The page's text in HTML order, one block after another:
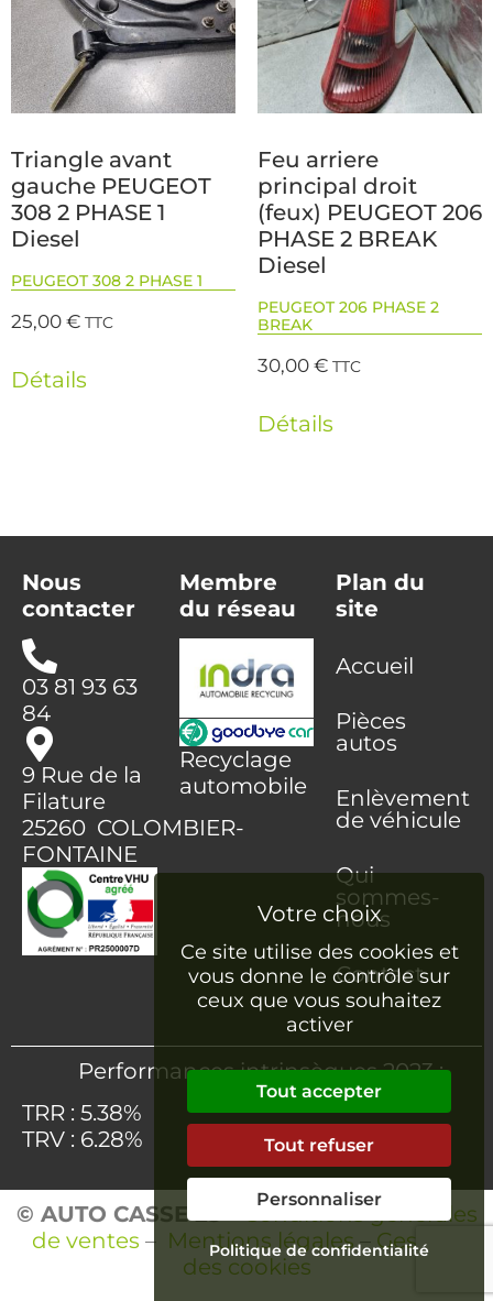
Triangle avant
gauche PEUGEOT
308 2 PHASE 1
Diesel
PEUGEOT 308 2 PHASE 1
25,00€ TTC
Détails
Feu arriere
principal droit
(feux) PEUGEOT 206
PHASE 2 BREAK
Diesel
PEUGEOT 206 PHASE 2
BREAK
30,00€ TTC
Détails
Nous
contacter
03 81 93 63
84
9 Rue de la
Filature
25260 COLOMBIER-
FONTAINE
Membre
du réseau
Recyclage
automobile
Plan du
site
Accueil
Pièces
autos
Enlèvement
de véhicule
Qui
sommes-
nous
Contact
Performances intrinsèques 2023 :
TRR : 5.38%
TRV : 6.28%
© AUTO CASSE 25–Conditions générales
de ventes – Mentions légales–Gestion
des cookies
Ce site utilise des cookies et
vous donne le contrôle sur
ceux que vous souhaitez
activer
Tout accepter
Tout refuser
Personnaliser
Politique de confidentialité